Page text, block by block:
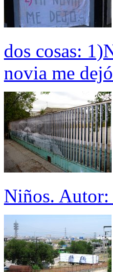
dos cosas:
novia me
Niños. Autor: